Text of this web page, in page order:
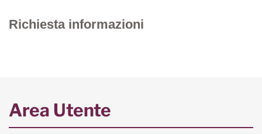
Richiesta informazioni
Area Utente